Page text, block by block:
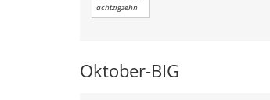
achtzigzehn
Oktober-BIG